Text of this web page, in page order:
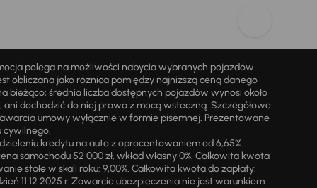
polega na możliwości nabycia wybranych pojazdów
obliczana jako różnica pomiędzy najniższą ceną danego
bieżąco; średnia liczba dostępnych pojazdów wynosi około
dochodzić do niej prawa z mocą wsteczną. Szczegółowe
umowy wyłącznie w formie pisemnej. Prezentowane
cywilnego.
kredytu na auto z oprocentowaniem od 6,65%.
samochodu 52 000 zł, wkład własny 0%. Całkowita kwota
stałe w skali roku: 9,00%. Całkowita kwota do zapłaty:
11.12.2025 r. Zawarcie ubezpieczenia nie jest warunkiem